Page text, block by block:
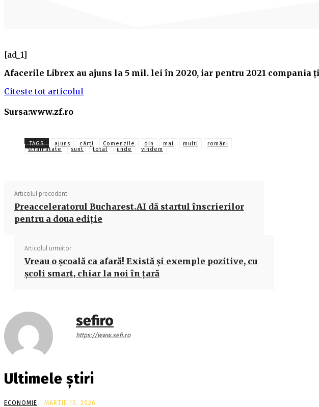
[ad_1]
Afacerile Librex au ajuns la 5 mil. lei în 2020, iar pentru 2021 compania
Citeste tot articolul
Sursa:www.zf.ro
TAGS ajuns cârți Comenzile din mai mulți
români
străinătate
sunt total unde vindem
Articolul precedent
Preacceleratorul Bucharest.AI dă startul înscrierilor
pentru a doua ediţie
Articolul următor
Vreau o școală ca afară! Există și exemple pozitive, cu
școli smart, chiar la noi în țară
sefiro
https://www.sefi.ro
Ultimele știri
ECONOMIE MARTIE 10, 2026